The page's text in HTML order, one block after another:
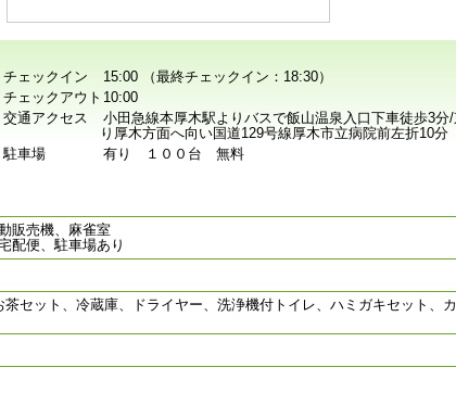
チェックイン
15:00 （最終チェックイン：18:30）
チェックアウト 10:00
交通アクセス
小田急線本厚木駅よりバスで飯山温泉入口下車徒歩3分/
り厚木方面へ向い国道129号線厚木市立病院前左折10分
駐車場
有り １００台 無料
販売機、麻雀室
配便、駐車場あり
セット、冷蔵庫、ドライヤー、洗浄機付トイレ、ハミガキセット、